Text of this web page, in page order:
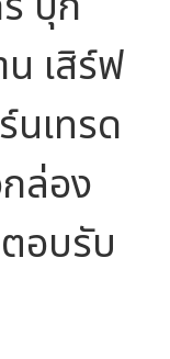
เสิร์ฟ
นเทรด
ล่อง
อบรับ